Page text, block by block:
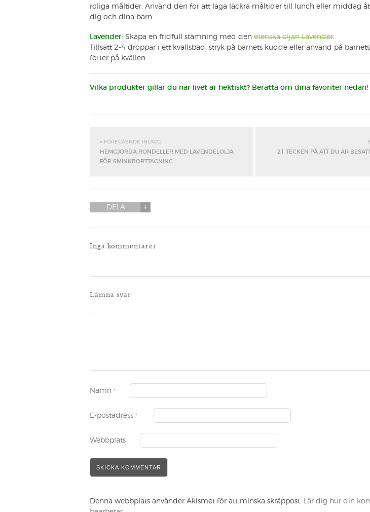
roliga måltider. Använd den för att laga läckra måltider till lunch eller middag åt
dig och dina barn.
Lavender: Skapa en fridfull stämning med den eteriska oljan Lavender
Tillsätt 2-4 droppar i ett kvällsbad, stryk på barnets kudde eller använd på barnets
fötter på kvällen.
Vilka produkter gillar du när livet är hektiskt? Berätta om dina favoriter nedan!
« FÖREGÅENDE INLÄGG
HEMGJORDA RONDELLER MED LAVENDELOLJA
FÖR SMINKBORTTAGNING
21 TECKEN PÅ ATT DU ÄR
DELA
Inga kommentarer
Lämna svar
Namn *
E-postadress *
Webbplats
Denna webbplats använder Akismet för att minska skräppost.
Lär dig hur din